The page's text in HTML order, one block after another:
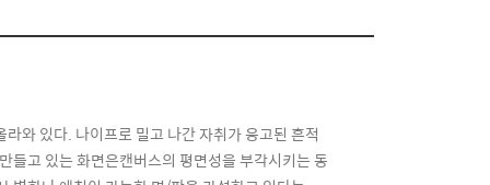
와 있다. 나이프로 밀고 나간 자취가 응고된 흔적
들고 있는 화면은캔버스의 평면성을 부각시키는 동